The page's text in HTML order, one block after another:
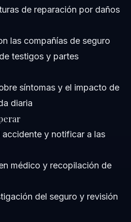
de reparación por daños
las compañías de seguro
testigos y partes
síntomas y el impacto de
diaria
accidente y notificar a las
médico y recopilación de
del seguro y revisión